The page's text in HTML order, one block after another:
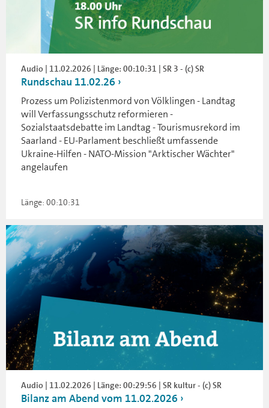
Audio | 11.02.2026 | Länge: 00:10:31 | SR 3 - (c) SR
Rundschau 11.02.26
Prozess um Polizistenmord von Völklingen - Landtag
will Verfassungsschutz reformieren -
Sozialstaatsdebatte im Landtag - Tourismusrekord im
Saarland - EU-Parlament beschließt umfassende
Ukraine-Hilfen - NATO-Mission "Arktischer Wächter"
angelaufen
Länge: 00:10:31
Audio | 11.02.2026 | Länge: 00:29:56 | SR kultur - (c) SR
Bilanz am Abend vom 11.02.2026